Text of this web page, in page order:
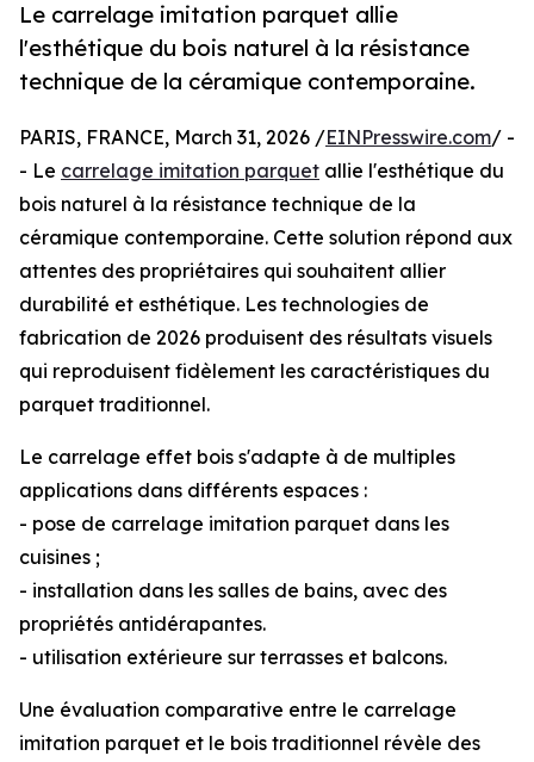
Le carrelage imitation parquet allie
l'esthétique du bois naturel à la résistance
technique de la céramique contemporaine.
PARIS, FRANCE, March 31, 2026 /EINPresswire.com/ -
- Le carrelage imitation parquet allie l'esthétique du
bois naturel à la résistance technique de la
céramique contemporaine. Cette solution répond aux
attentes des propriétaires qui souhaitent allier
durabilité et esthétique. Les technologies de
fabrication de 2026 produisent des résultats visuels
qui reproduisent fidèlement les caractéristiques du
parquet traditionnel.
Le carrelage effet bois s'adapte à de multiples
applications dans différents espaces :
- pose de carrelage imitation parquet dans les
cuisines ;
- installation dans les salles de bains, avec des
propriétés antidérapantes.
- utilisation extérieure sur terrasses et balcons.
Une évaluation comparative entre le carrelage
imitation parquet et le bois traditionnel révèle des